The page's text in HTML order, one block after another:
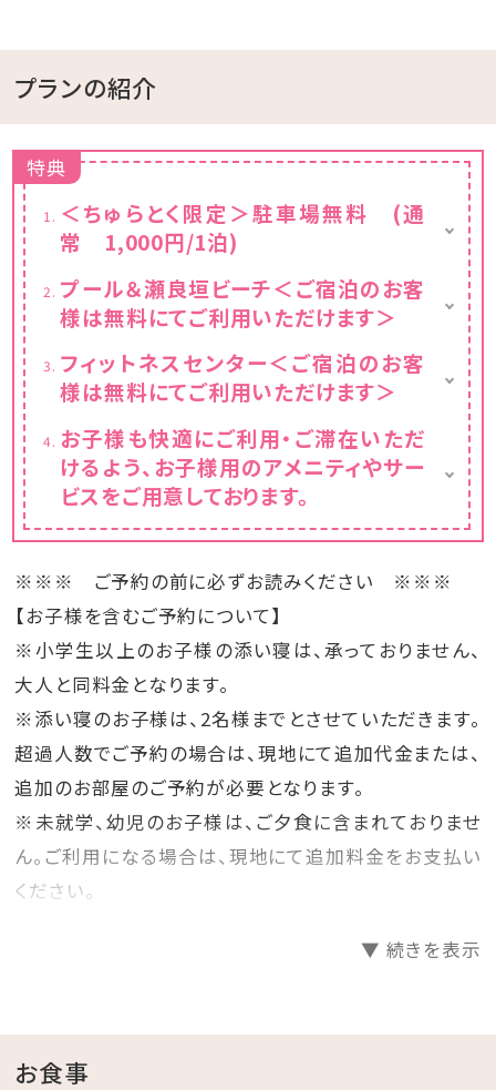
プランの紹介
特典
＜ちゅらとく限定＞駐車場無料 (通
常 1,000円/1泊)
1000円となります（通常 2000円/1泊）
プール＆瀬良垣ビーチ＜ご宿泊のお客
様は無料にてご利用いただけます＞
＜ 屋外（グスクプール、ラグーンプール）＞
【遊泳期間】
19:00 ・7/1-9/30 8:00-21:00 ・10/1-
11/30 9:00-18:00
＜ 瀬良垣ビーチ（アイランド、ビーチハウス）
＞
・3/20-6/30 9:00-17:00 ・7/1-9/30 9:00-
18:00 ・10/1-11/30 9:00-17:00
＜ インドアプール（屋内）＞
※遊泳時間は変更になる場合がございます。
詳しくは、ホテル公式サイトをご参照ください。
フィットネスセンター＜ご宿泊のお客
様は無料にてご利用いただけます＞
ササイズ・マシンを取り揃え、ご宿泊のお客様
は無料にてご利用いただけます。
※ 21:00～8:00はスタッフ不在での施設利用
となります。なお、この時間内はレンタルウエ
ません。
※16歳未満のお子様がご利用の際は、保護者
の同伴をお願いいたします。また12歳未満の
お子様のご利用はご遠慮いただいております。
お子様も快適にご利用・ご滞在いただ
けるよう、お子様用のアメニティやサー
ビスをご用意しております。
【お貸出し備品】
ベビーベッド（対応年齢：24か月まで）／ ベ
ッドガード／ おむつ用ゴミ箱／ キッズステ
ップ／ バンボチェア／ 補助便座
浴衣（70cm or 120cm）／ バスローブ／
子供用ハンガー
電子レンジ／ 哺乳瓶消毒セット（煮沸器、ス
ポンジ、洗剤）／ お子様用食器（プラスチック
製）※電子レンジ使用不可
【お子様用アメニティ】※無料にてご提供いた
します。
ハブラシ／ ボディースポンジ／ スリッパ
1回使い切りタイプ（ボディーソープ／シャンプ
ー／ローション）
※上記アイテムは数に限りがございますので、
※ご要望は
（seragaki.resortcentre@hyatt.com）にて
※※※ ご予約の前に必ずお読みください ※※※
【お子様を含むご予約について】
※小学生以上のお子様の添い寝は、承っておりません、
大人と同料金となります。
※添い寝のお子様は、2名様までとさせていただきます。
超過人数でご予約の場合は、現地にて追加代金または、
追加のお部屋のご予約が必要となります。
※未就学、幼児のお子様は、ご夕食に含まれておりませ
ん。ご利用になる場合は、現地にて追加料金をお支払い
ください。
琉球ガラスのような青や水色の格子ガラスが爽やかに
に加え、
ご夕食は、東シナ海を望めるプールサイドや沖縄の城
▼ 続きを表示
お食事